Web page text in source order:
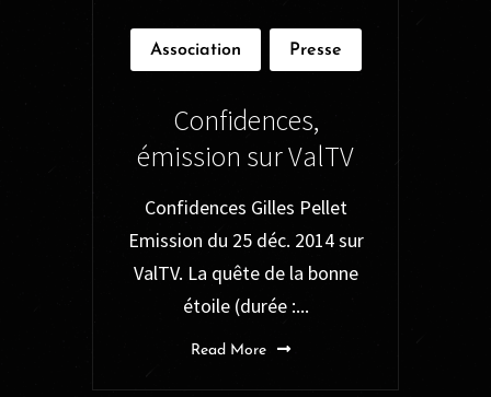
Association Presse
Confidences,
émission sur ValTV
Confidences Gilles Pellet
Emission du 25 déc. 2014 sur
ValTV. La quête de la bonne
étoile (durée :...
Read More